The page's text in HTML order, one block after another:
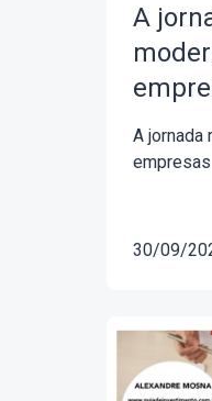
A
A jornada
empresas
30/09/